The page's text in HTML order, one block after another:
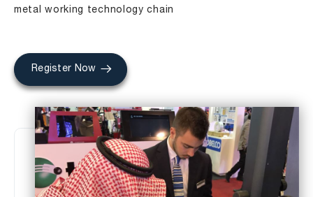
metal working technology chain
Register Now